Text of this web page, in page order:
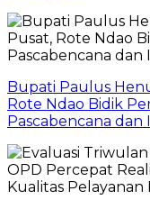
Bupati Paulus
Rote Ndao Bidik
Pascabencana dan